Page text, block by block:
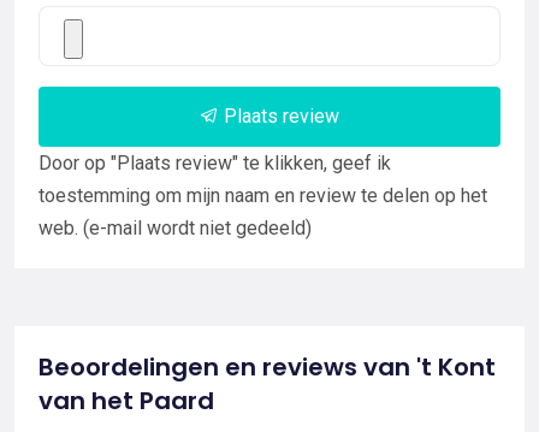
Plaats review
Door op "Plaats review" te klikken, geef ik
toestemming om mijn naam en review te delen op het
web. (e-mail wordt niet gedeeld)
Beoordelingen en reviews van 't Kont
van het Paard